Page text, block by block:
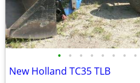
• • • • • • • •
New Holland TC35 TLB